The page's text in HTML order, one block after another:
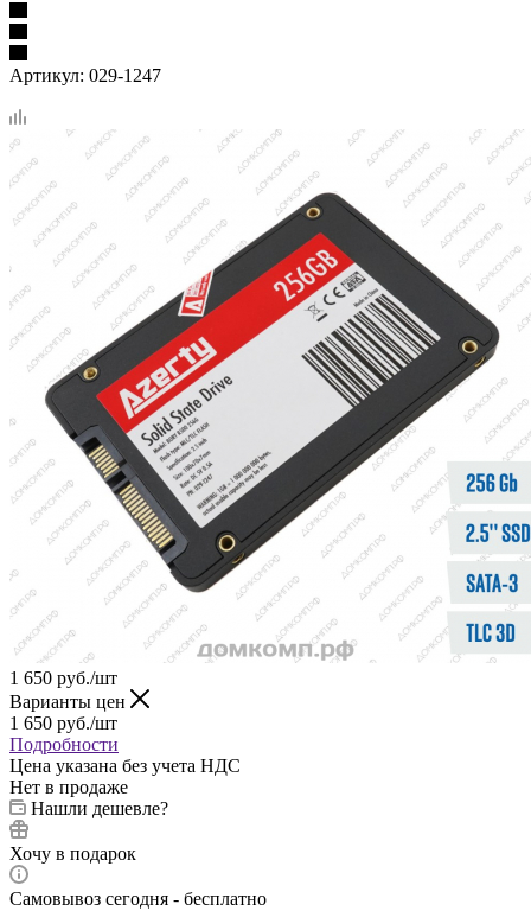
Артикул: 029-1247
1 650 руб./шт
Варианты цен
1 650 руб./шт
Подробности
Цена указана без учета НДС
Нет в продаже
Нашли дешевле?
Хочу в подарок
Самовывоз сегодня - бесплатно